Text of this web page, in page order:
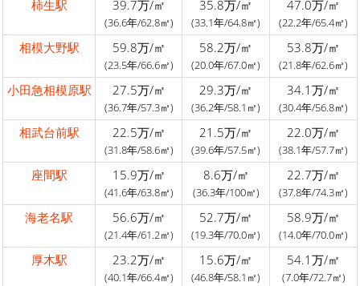
柿生駅 39.7万/㎡
(36.6年/62.8㎡)
35.8万/㎡
(33.1年/64.8㎡)
47.0万/㎡
(22.2年/65.4㎡)
相模大野駅 59.8万/㎡
(23.5年/66.6㎡)
58.2万/㎡
(20.0年/67.0㎡)
53.8万/㎡
(21.8年/62.6㎡)
小田急相模原駅 27.5万/㎡
(36.7年/57.3㎡)
29.3万/㎡
(36.2年/58.1㎡)
34.1万/㎡
(30.4年/56.8㎡)
相武台前駅 22.5万/㎡
(31.8年/58.6㎡)
21.5万/㎡
(39.6年/57.5㎡)
22.0万/㎡
(38.1年/57.7㎡)
座間駅 15.9万/㎡
(41.6年/63.8㎡)
8.6万/㎡
(36.3年/100㎡)
22.7万/㎡
(37.8年/74.3㎡)
海老名駅 56.6万/㎡
(21.4年/61.2㎡)
52.7万/㎡
(19.3年/70.0㎡)
58.9万/㎡
(14.0年/70.0㎡)
厚木駅 23.2万/㎡
(40.1年/66.4㎡)
15.6万/㎡
(46.8年/58.1㎡)
54.1万/㎡
(7.0年/72.7㎡)